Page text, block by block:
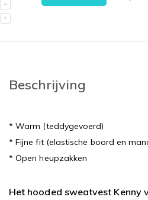
Beschrijving
* Warm (teddygevoerd)
* Fijne fit (elastische boord en
* Open heupzakken
Het hooded sweatvest Kenny